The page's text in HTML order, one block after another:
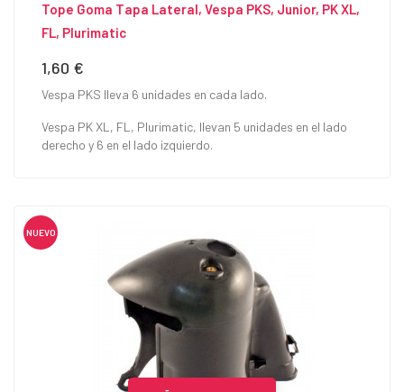
Tope Goma Tapa Lateral, Vespa PKS, Junior, PK XL,
FL, Plurimatic
Precio
1,60 €
Vespa PKS lleva 6 unidades en cada lado.
Vespa PK XL, FL, Plurimatic, llevan 5 unidades en el lado
derecho y 6 en el lado izquierdo.
NUEVO